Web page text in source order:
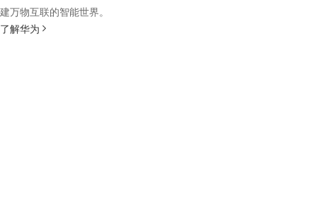
建万物互联的智能世界。
了解华为